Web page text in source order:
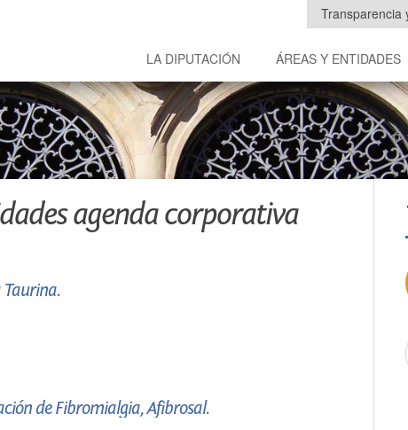
Transparencia
LA DIPUTACIÓN ÁREAS Y ENTIDADES
agenda corporativa
Taurina.
de Fibromialgia, Afibrosal.